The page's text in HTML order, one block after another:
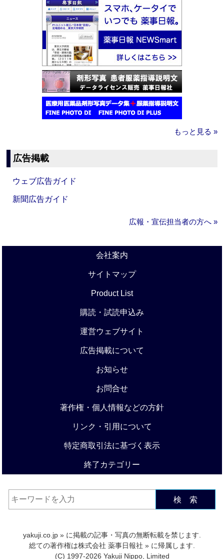
もっと見る »
広告掲載
ウェブ広告ガイド
新聞広告ガイド
広報・宣伝担当者の方へ »
会社案内
サイトマップ
Product List
購読・試読申込み
運営ウェブサイト
広告掲載について
お知らせ
お問合せ
著作権・個人情報などの方針
リンク・引用について
特定商取引法に基づく表示
終了カテゴリー
検 索
yakuji.co.jp » に掲載の記事・写真の無断転載を禁じます.
総ての著作権は株式会社 薬事日報社 » に帰属します.
(C) 1997-2026 Yakuji Nippo, Limited